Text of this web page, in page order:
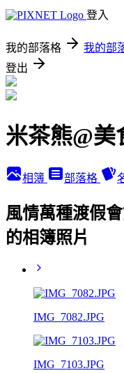
登入
我的部落格 我的部
登出
米茶熊@美
相簿 部落格
風情萬種渡假
的相簿照片
IMG_7082.JPG
IMG_7103.JPG